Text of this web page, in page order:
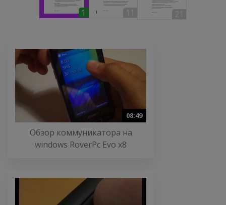
1 11 21
08:49
Обзор коммуникатора на
windows RoverPc Evo x8